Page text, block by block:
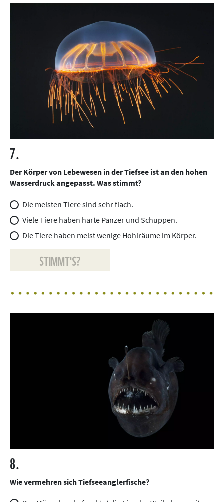
7.
Der Körper von Lebewesen in der Tiefsee ist an den hohen
Wasserdruck angepasst. Was stimmt?
Die meisten Tiere sind sehr flach.
Viele Tiere haben harte Panzer und Schuppen.
Die Tiere haben meist wenige Hohlräume im Körper.
STIMMT'S?
8.
Wie vermehren sich Tiefseeanglerfische?